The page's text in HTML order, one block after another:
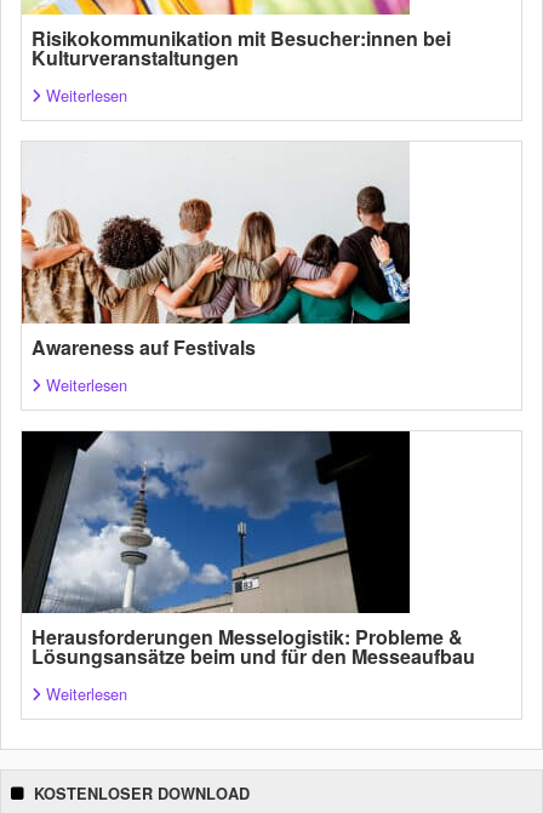
Risikokommunikation mit Besucher:innen bei
Kulturveranstaltungen
Weiterlesen
Awareness auf Festivals
Weiterlesen
Herausforderungen Messelogistik: Probleme &
Lösungsansätze beim und für den Messeaufbau
Weiterlesen
KOSTENLOSER DOWNLOAD